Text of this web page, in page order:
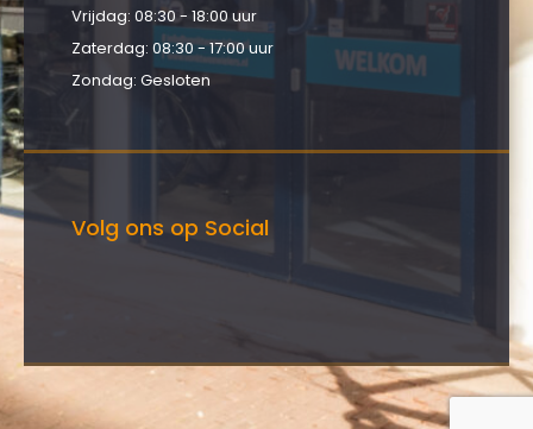
Vrijdag: 08:30 - 18:00 uur
Zaterdag: 08:30 - 17:00 uur
Zondag: Gesloten
Volg ons op Social